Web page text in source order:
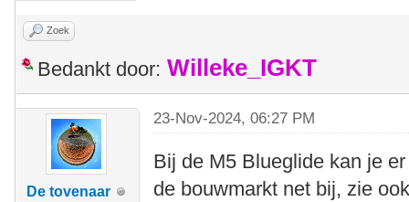
Zoek
Bedankt door: Willeke_IGKT
De tovenaar
23-Nov-2024, 06:27 PM
Bij de M5 Blueglide kan je
de bouwmarkt net bij, zie